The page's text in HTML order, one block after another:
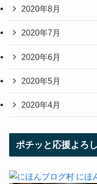
2020年8月
2020年7月
2020年6月
2020年5月
2020年4月
ポチッと応援よろ